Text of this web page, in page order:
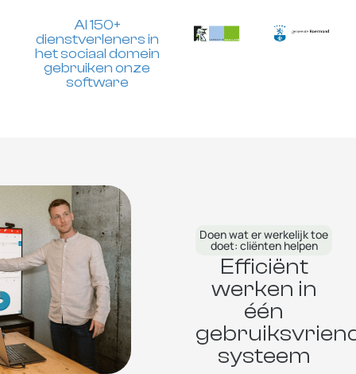
Al 150+
dienstverleners in
het sociaal domein
gebruiken onze
software
Doen wat er werkelijk toe
doet: cliënten helpen
Efficiënt
werken in
één
systeem